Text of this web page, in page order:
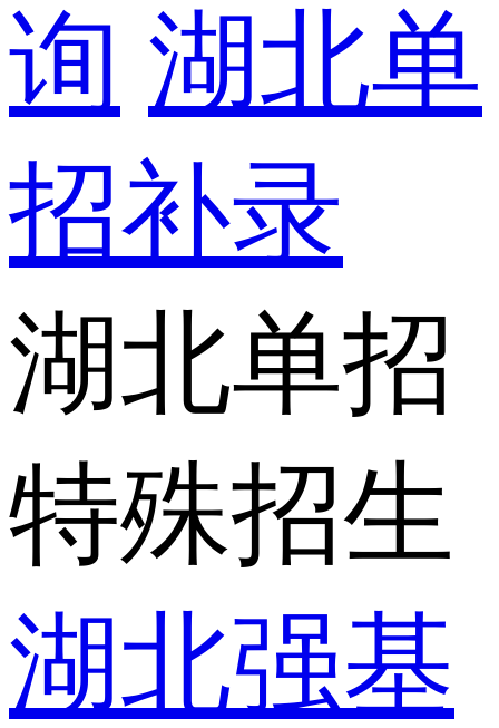
询 湖北单
招补录
湖北单招
特殊招生
湖北强基